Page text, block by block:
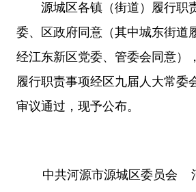
源城区各镇（街道）履行职
委、区政府同意（其中城东街道
经江东新区党委、管委会同意）
履行职责事项经区九届人大常委
审议通过，现予公布。
中共河源市源城区委员会